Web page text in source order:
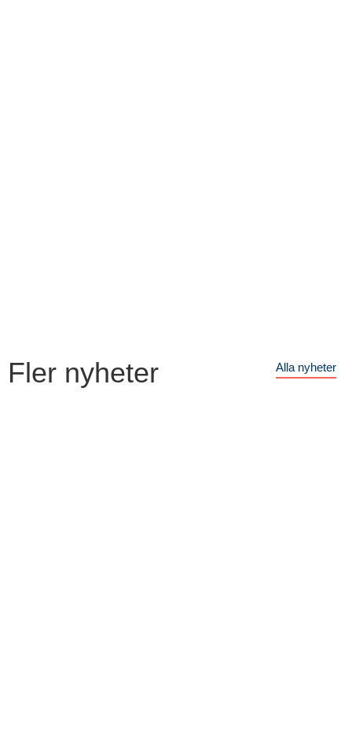
Fler nyheter Alla nyheter